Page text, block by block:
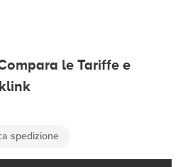
le Tariffe e
spedizione